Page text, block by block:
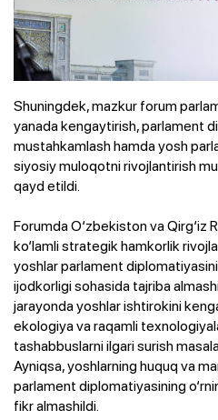
Shuningdek, mazkur forum
yanada kengaytirish, parlament
mustahkamlash hamda yosh
siyosiy muloqotni rivojlantirish
qayd etildi.
Forumda O‘zbekiston va Qirg‘iz
ko‘lamli strategik hamkorlik
yoshlar parlament
ijodkorligi sohasida tajriba
jarayonda yoshlar ishtirokini
ekologiya va raqamli
tashabbuslarni ilgari surish
Ayniqsa, yoshlarning huquq va
parlament diplomatiyasining
fikr almashildi.